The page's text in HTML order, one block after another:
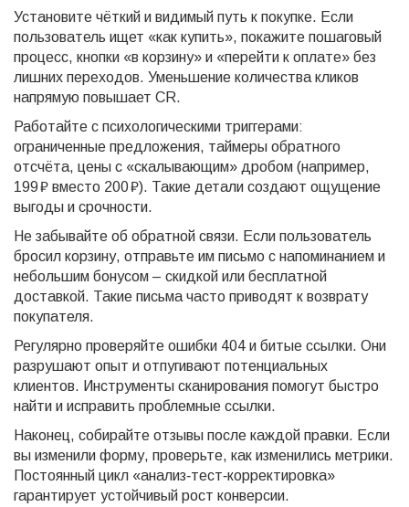
Установите чёткий и видимый путь к покупке. Если
пользователь ищет «как купить», покажите пошаговый
процесс, кнопки «в корзину» и «перейти к оплате» без
лишних переходов. Уменьшение количества кликов
напрямую повышает CR.
Работайте с психологическими триггерами:
ограниченные предложения, таймеры обратного
отсчёта, цены с «скалывающим» дробом (например,
199 ₽ вместо 200 ₽). Такие детали создают ощущение
выгоды и срочности.
Не забывайте об обратной связи. Если пользователь
бросил корзину, отправьте им письмо с напоминанием и
небольшим бонусом – скидкой или бесплатной
доставкой. Такие письма часто приводят к возврату
покупателя.
Регулярно проверяйте ошибки 404 и битые ссылки. Они
разрушают опыт и отпугивают потенциальных
клиентов. Инструменты сканирования помогут быстро
найти и исправить проблемные ссылки.
Наконец, собирайте отзывы после каждой правки. Если
вы изменили форму, проверьте, как изменились метрики.
Постоянный цикл «анализ‑тест‑корректировка»
гарантирует устойчивый рост конверсии.